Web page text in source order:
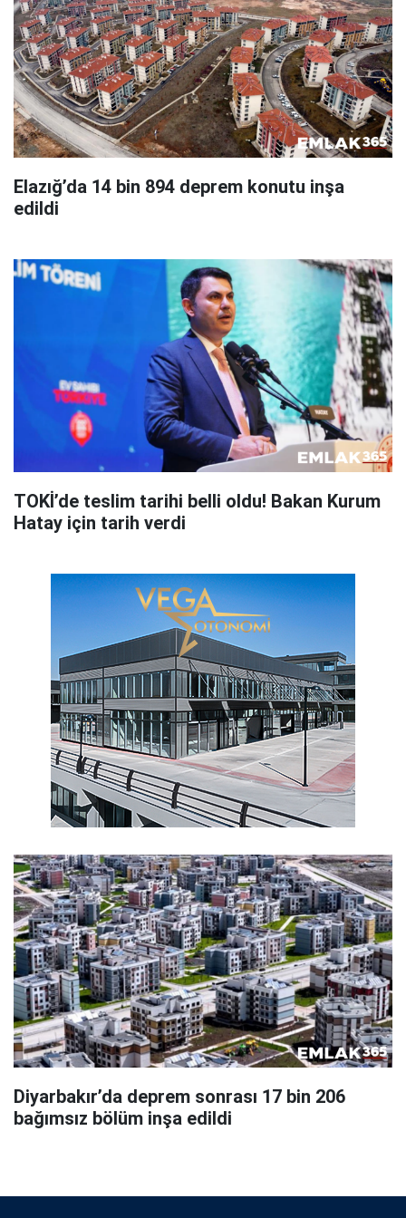
Elazığ’da 14 bin 894 deprem konutu inşa
edildi
TOKİ’de teslim tarihi belli oldu! Bakan Kurum
Hatay için tarih verdi
Diyarbakır’da deprem sonrası 17 bin 206
bağımsız bölüm inşa edildi